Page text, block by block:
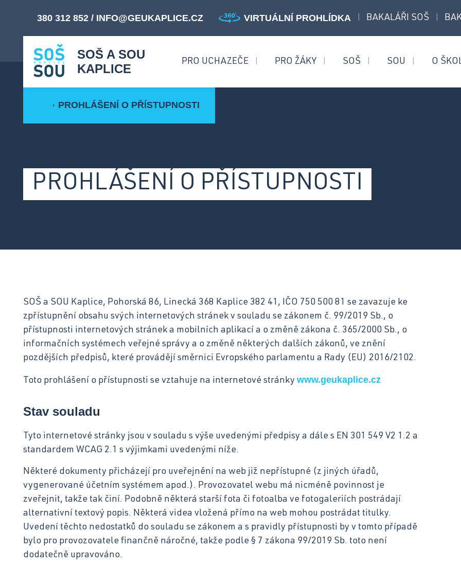
SOŠ A SOU
KAPLICE
PRO UCHAZEČE
Přijímací řízení ›
Přehled oborů ›
Bezpečnostně právní činnost
Kuchař-číšník
PRO ŽÁKY SOŠ SOU O
380 312 852 / INFO@GEUKAPLICE.CZ VIRTUÁLNÍ PROHLÍDKA BAKALÁŘI SOŠ
› PROHLÁŠENÍ O PŘÍSTUPNOSTI
PROHLÁŠENÍ O PŘÍSTUPNOSTI
SOŠ a SOU Kaplice, Pohorská 86, Linecká 368 Kaplice 382 41, IČO 750 500 81 se zavazuje ke
zpřístupnění obsahu svých internetových stránek v souladu se zákonem č. 99/2019 Sb., o
přístupnosti internetových stránek a mobilních aplikací a o změně zákona č. 365/2000 Sb., o
informačních systémech veřejné správy a o změně některých dalších zákonů, ve znění
pozdějších předpisů, které provádějí směrnici Evropského parlamentu a Rady (EU) 2016/2102.
Toto prohlášení o přístupnosti se vztahuje na internetové stránky www.geukaplice.cz
Stav souladu
Tyto internetové stránky jsou v souladu s výše uvedenými předpisy a dále s EN 301 549 V2 1.2 a
standardem WCAG 2.1 s výjimkami uvedenými níže.
Některé dokumenty přicházejí pro uveřejnění na web již nepřístupné (z jiných úřadů,
vygenerované účetním systémem apod.). Provozovatel webu má nicméně povinnost je
zveřejnit, takže tak činí. Podobně některá starší fota či fotoalba ve fotogaleriích postrádají
alternativní textový popis. Některá videa vložená přímo na web mohou postrádat titulky.
Uvedení těchto nedostatků do souladu se zákonem a s pravidly přístupnosti by v tomto případě
bylo pro provozovatele finančně náročné, takže podle § 7 zákona 99/2019 Sb. toto není
dodatečně upravováno.